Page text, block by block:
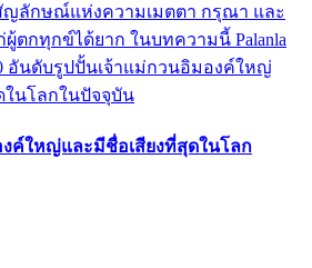
ญลักษณ์แห่งความเมตตา กรุณา และ
ตกทุกข์ได้ยาก ในบทความนี้ Palanla
อันดับรูปปั้นเจ้าแม่กวนอิมองค์ใหญ่
ในโลกในปัจจุบัน
ค์ใหญ่และมีชื่อเสียงที่สุดในโลก